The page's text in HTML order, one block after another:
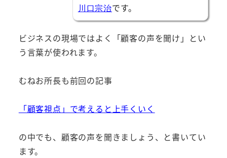
川口宗治です。
ビジネスの現場ではよく「顧客の声を聞け」とい
う言葉が使われます。
むねお所長も前回の記事
「顧客視点」で考えると上手くいく
の中でも、顧客の声を聞きましょう、と書いてい
ます。